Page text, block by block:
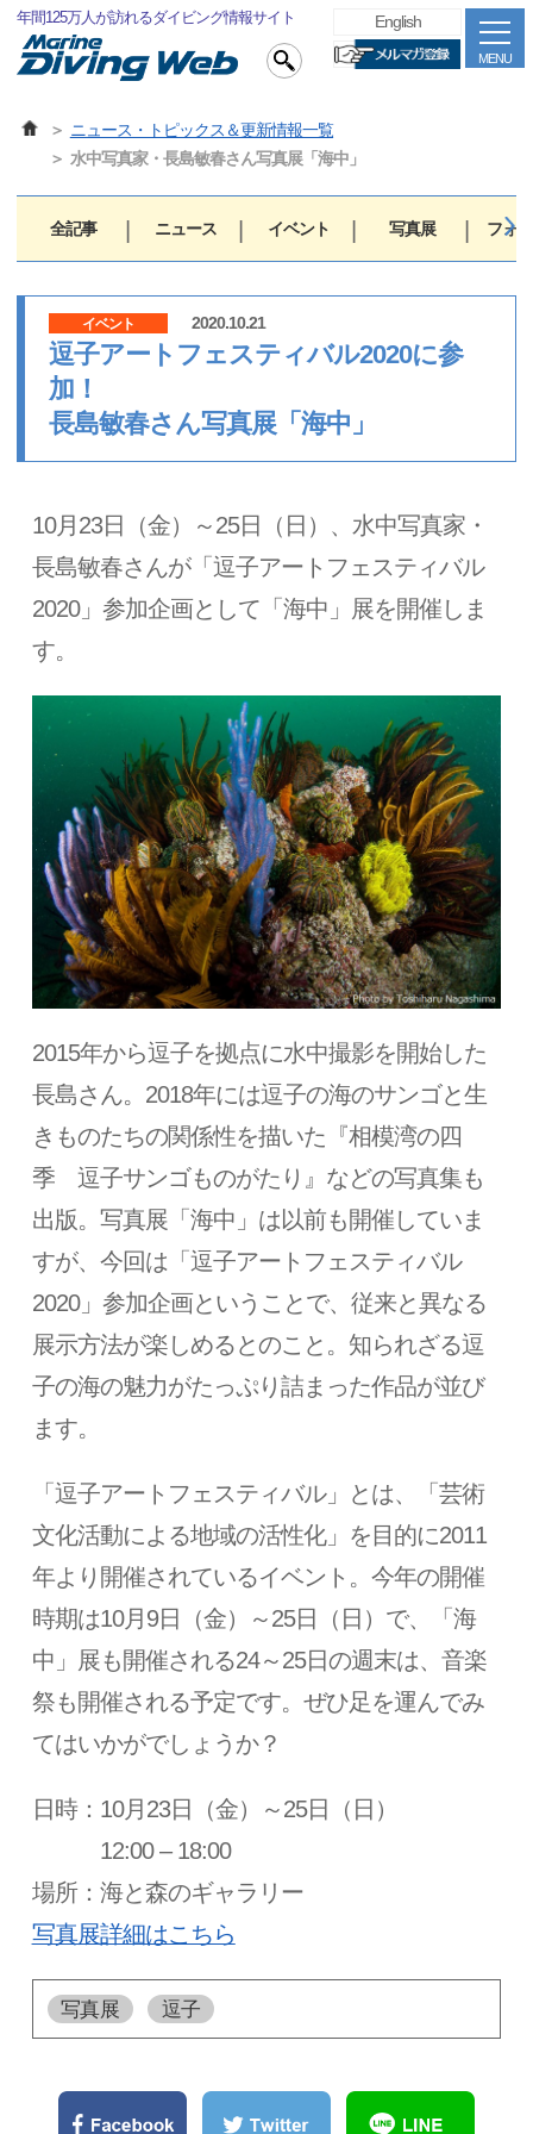
年間125万人が訪れるダイビング情報サイト
MENU
English
ニュース・トピックス＆更新情報一覧
水中写真家・長島敏春さん写真展「海中」
全記事 ニュース イベント 写真展 フォ
イベント 2020.10.21
逗子アートフェスティバル2020に参
加！
長島敏春さん写真展「海中」
10月23日（金）～25日（日）、水中写真家・
長島敏春さんが「逗子アートフェスティバル
2020」参加企画として「海中」展を開催しま
す。
2015年から逗子を拠点に水中撮影を開始した
長島さん。2018年には逗子の海のサンゴと生
きものたちの関係性を描いた『相模湾の四
季 逗子サンゴものがたり』などの写真集も
出版。写真展「海中」は以前も開催していま
すが、今回は「逗子アートフェスティバル
2020」参加企画ということで、従来と異なる
展示方法が楽しめるとのこと。知られざる逗
子の海の魅力がたっぷり詰まった作品が並び
ます。
「逗子アートフェスティバル」とは、「芸術
文化活動による地域の活性化」を目的に2011
年より開催されているイベント。今年の開催
時期は10月9日（金）～25日（日）で、「海
中」展も開催される24～25日の週末は、音楽
祭も開催される予定です。ぜひ足を運んでみ
てはいかがでしょうか？
日時：10月23日（金）～25日（日）
12:00 – 18:00
場所：海と森のギャラリー
写真展詳細はこちら
写真展 逗子